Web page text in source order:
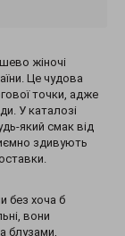
жіночі
Це чудова
точки, адже
У каталозі
який смак від
здивують
без хоча б
вони
блузами,